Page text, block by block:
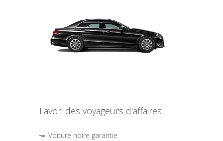
Favori des voyageurs d'affaires
Voiture noire garantie